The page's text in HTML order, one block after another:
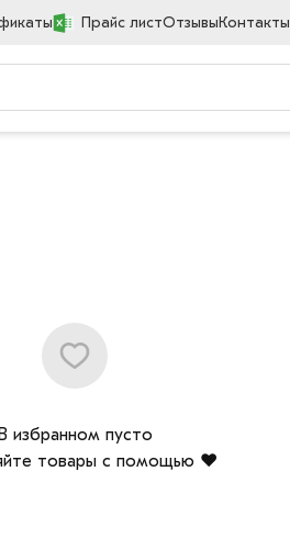
Прайс листОтзывыКонтакты
В избранном пусто
товары с помощью ❤️